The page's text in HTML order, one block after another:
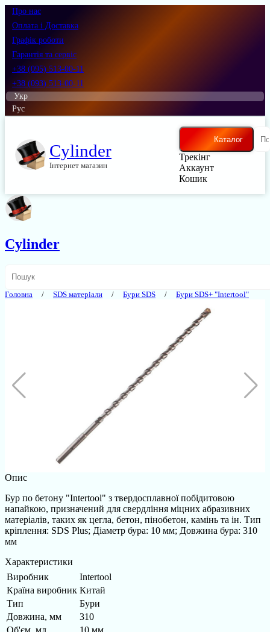
Про нас
Оплата і Доставка
Графік роботи
Гарантія та сервіс
+38 (095) 513-00-11
+38 (093) 513-00-11
Укр
Рус
Cylinder
Інтернет магазин
Каталог
Трекінг
Аккаунт
Кошик
Cylinder
Головна SDS матеріали Бури SDS Бури SDS+ "Intertool"
Опис
Бур по бетону "Intertool" з твердосплавної побідитовою
напайкою, призначений для свердління міцних абразивних
матеріалів, таких як цегла, бетон, пінобетон, камінь та ін. Тип
кріплення: SDS Plus; Діаметр бура: 10 мм; Довжина бура: 310
мм
Характеристики
Виробник
Intertool
Країна виробник Китай
Тип
Бури
Довжина, мм
310
Об'єм, мл
10 мм